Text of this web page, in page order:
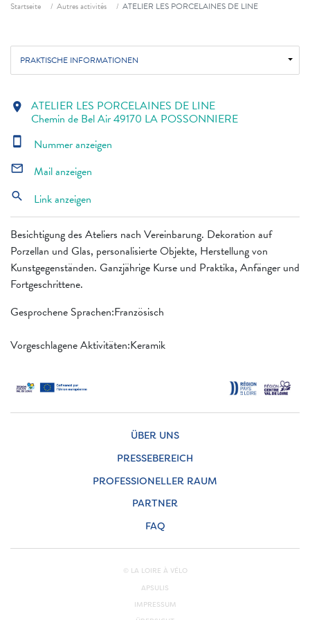
Startseite Autres activités ATELIER LES PORCELAINES DE LINE
PRAKTISCHE INFORMATIONEN
Besichtigung des Ateliers nach Vereinbarung. Dekoration auf
Porzellan und Glas, personalisierte Objekte, Herstellung von
Kunstgegenständen. Ganzjährige Kurse und Praktika, Anfänger und
Fortgeschrittene.
Gesprochene Sprachen:Französisch
Vorgeschlagene Aktivitäten:Keramik
location_on ATELIER LES PORCELAINES DE LINE
Chemin de Bel Air 49170 LA POSSONNIERE
smartphone Nummer anzeigen
mail_outline Mail anzeigen
search Link anzeigen
ÜBER UNS
PRESSEBEREICH
PROFESSIONELLER RAUM
PARTNER
FAQ
© LA LOIRE À VÉLO
APSULIS
IMPRESSUM